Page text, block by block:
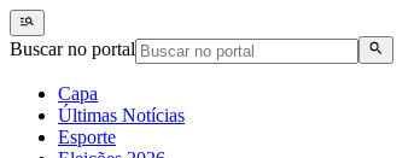
Buscar no portal
Capa
Últimas Notícias
Esporte